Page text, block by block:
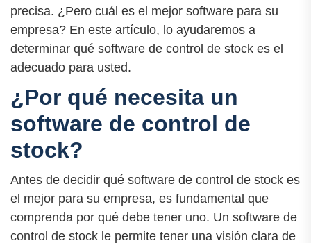
precisa. ¿Pero cuál es el mejor software para su
empresa? En este artículo, lo ayudaremos a
determinar qué software de control de stock es el
adecuado para usted.
¿Por qué necesita un
software de control de
stock?
Antes de decidir qué software de control de stock es
el mejor para su empresa, es fundamental que
comprenda por qué debe tener uno. Un software de
control de stock le permite tener una visión clara de